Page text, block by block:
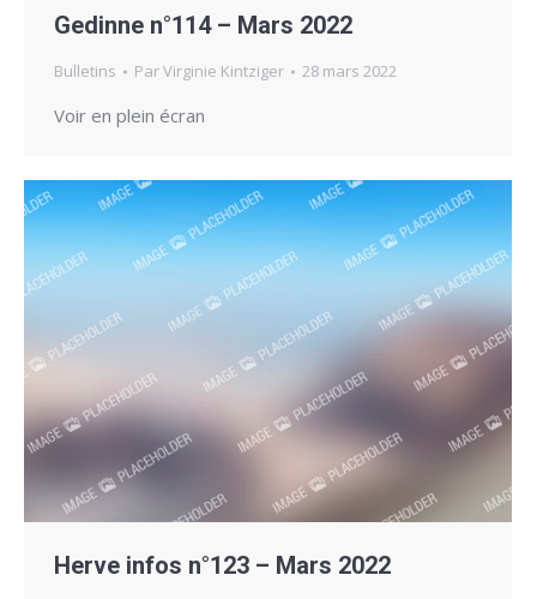
Gedinne n°114 – Mars 2022
Bulletins ParVirginie Kintziger 28 mars 2022
Voir en plein écran
Herve infos n°123 – Mars 2022